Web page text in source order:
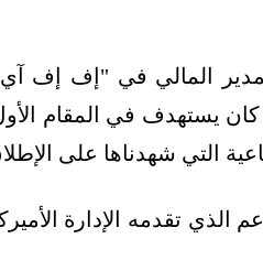
المالي في "إف إف
يستهدف في المقام
التي شهدناها على
تقدمه الإدارة